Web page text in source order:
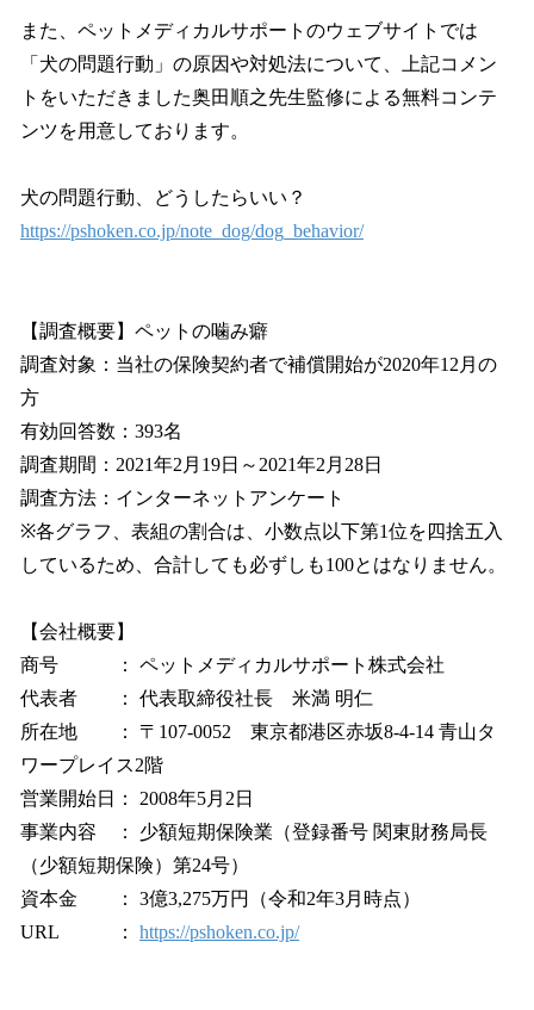
また、ペットメディカルサポートのウェブサイトでは
「犬の問題行動」の原因や対処法について、上記コメン
トをいただきました奥田順之先生監修による無料コンテ
ンツを用意しております。
犬の問題行動、どうしたらいい？
https://pshoken.co.jp/note_dog/dog_behavior/
【調査概要】ペットの噛み癖
調査対象：当社の保険契約者で補償開始が2020年12月の
方
有効回答数：393名
調査期間：2021年2月19日～2021年2月28日
調査方法：インターネットアンケート
※各グラフ、表組の割合は、小数点以下第1位を四捨五入
しているため、合計しても必ずしも100とはなりません。
【会社概要】
商号 ： ペットメディカルサポート株式会社
代表者 ： 代表取締役社長 米満 明仁
所在地 ： 〒107-0052 東京都港区赤坂8-4-14 青山タ
ワープレイス2階
営業開始日： 2008年5月2日
事業内容 ： 少額短期保険業（登録番号 関東財務局長
（少額短期保険）第24号）
資本金 ： 3億3,275万円（令和2年3月時点）
URL ： https://pshoken.co.jp/